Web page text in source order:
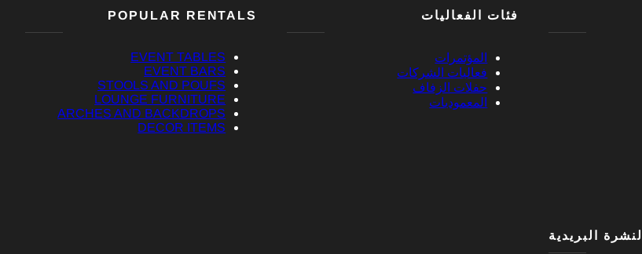
فئات الفعاليات
المؤتمرات
فعاليات الشركات
حفلات الزفاف
المعموديات
POPULAR RENTALS
EVENT TABLES
EVENT BARS
STOOLS AND POUFS
LOUNGE FURNITURE
ARCHES AND BACKDROPS
DECOR ITEMS
النشرة البريدية